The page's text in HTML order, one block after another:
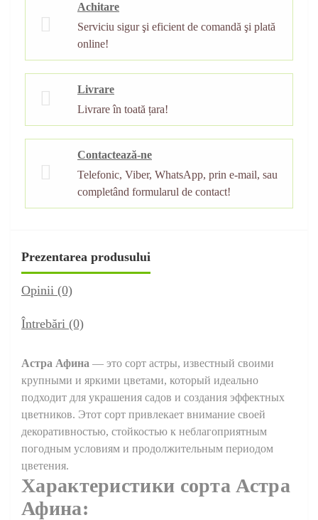
Achitare
Serviciu sigur şi eficient de comandă şi plată
online!
Livrare
Livrare în toată țara!
Contactează-ne
Telefonic, Viber, WhatsApp, prin e-mail, sau
completând formularul de contact!
Prezentarea produsului
Opinii (0)
Întrebări (0)
Астра Афина — это сорт астры, известный своими
крупными и яркими цветами, который идеально
подходит для украшения садов и создания эффектных
цветников. Этот сорт привлекает внимание своей
декоративностью, стойкостью к неблагоприятным
погодным условиям и продолжительным периодом
цветения.
Характеристики сорта Астра
Афина: